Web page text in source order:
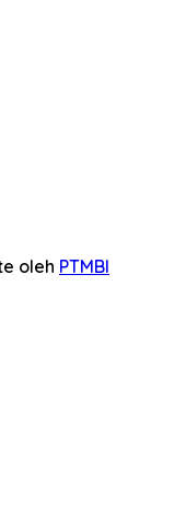
oleh PTMBI